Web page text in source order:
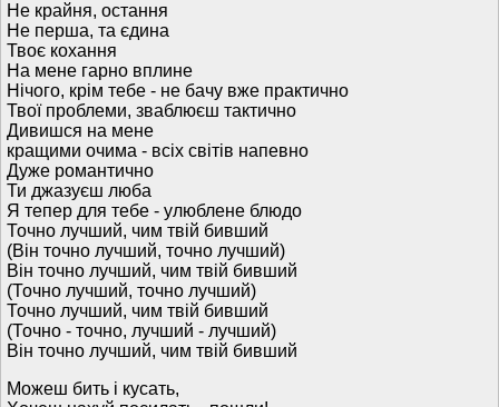
Не крайня, остання
Не перша, та єдина
Твоє кохання
На мене гарно вплине
Нічого, крім тебе - не бачу вже практично
Твої проблеми, зваблюєш тактично
Дивишся на мене
кращими очима - всіх світів напевно
Дуже романтично
Ти джазуєш люба
Я тепер для тебе - улюблене блюдо
Точно лучший, чим твій бивший
(Він точно лучший, точно лучший)
Він точно лучший, чим твій бивший
(Точно лучший, точно лучший)
Точно лучший, чим твій бивший
(Точно - точно, лучший - лучший)
Він точно лучший, чим твій бивший
Можеш бить і кусать,